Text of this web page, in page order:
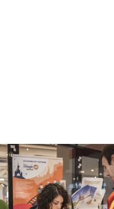
dePar défaut. Pour
seront partagées avec
Débloquer le contenu